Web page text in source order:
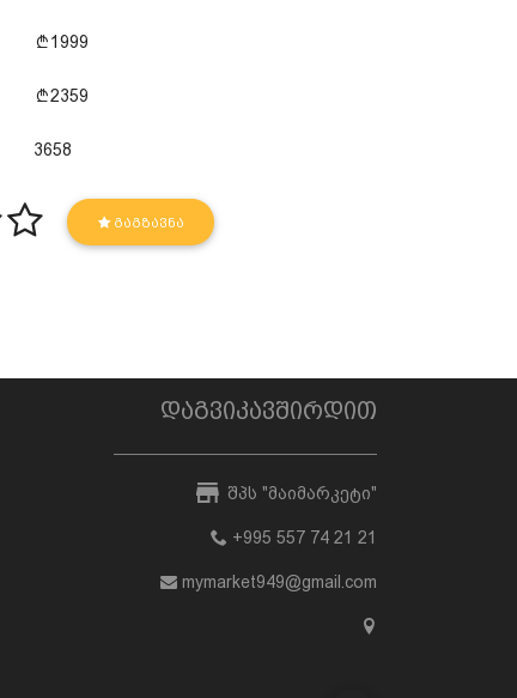
1999
2359
3658
ᲒᲐᲒᲖᲐᲕᲜᲐ
დაგვიკავშირდით
შპს "მაიმარკეტი"
+995 557 74 21 21
mymarket949@gmail.com